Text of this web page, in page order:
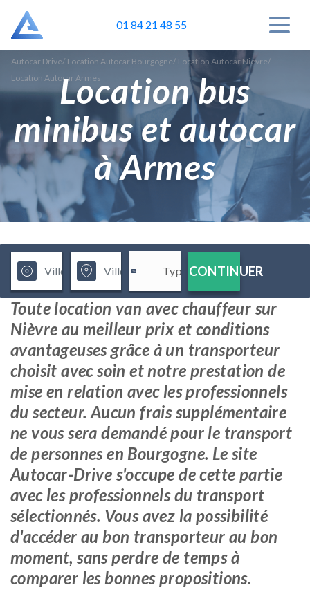
01 84 21 48 55
Autocar Drive/ Location Autocar Bourgogne/ Location Autocar Nièvre/
Location Autocar ArmesLocation bus
minibus et autocar
à Armes
CONTINUER
Toute location van avec chauffeur sur
Nièvre au meilleur prix et conditions
avantageuses grâce à un transporteur
choisit avec soin et notre prestation de
mise en relation avec les professionnels
du secteur. Aucun frais supplémentaire
ne vous sera demandé pour le transport
de personnes en Bourgogne. Le site
Autocar-Drive s'occupe de cette partie
avec les professionnels du transport
sélectionnés. Vous avez la possibilité
d'accéder au bon transporteur au bon
moment, sans perdre de temps à
comparer les bonnes propositions.